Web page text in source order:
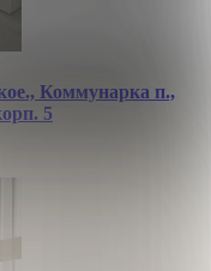
Коммунарка п.,
5